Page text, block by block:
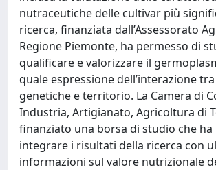
nutraceutiche delle cultivar più
ricerca, finanziata dall’Assessorato
Regione Piemonte, ha permesso di
qualificare e valorizzare il
quale espressione dell’interazione
genetiche e territorio. La Camera di
Industria, Artigianato, Agricoltura di
finanziato una borsa di studio che ha
integrare i risultati della ricerca con
informazioni sul valore nutrizionale